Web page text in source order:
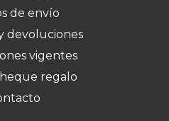
de envío
devoluciones
vigentes
regalo